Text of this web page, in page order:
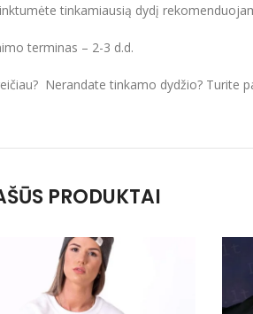
tinkamiausią dydį
terminas – 2-3 d.d.
Nerandate tinkamo dydžio? Turite
PRODUKTAI